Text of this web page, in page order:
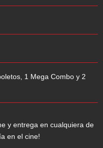
1 Mega Combo y 2
y entrega en cualquiera de
en el cine!